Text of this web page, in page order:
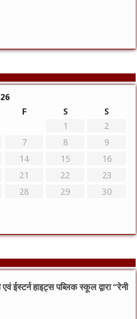
F S
S
1
2
7 8
9
14 15
16
21 22
23
28 29
30
ईस्टर्न हाइट्स पब्लिक स्कूल द्वारा “रेनी